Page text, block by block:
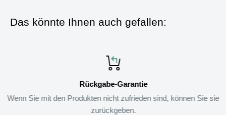
Das könnte Ihnen auch gefallen:
Rückgabe-Garantie
Wenn Sie mit den Produkten nicht zufrieden sind, können Sie sie
zurückgeben.